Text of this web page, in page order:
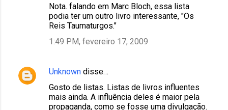
Nota. falando em Marc Bloch, essa lista
podia ter um outro livro interessante, "Os
Reis Taumaturgos."
1:49 PM, fevereiro 17, 2009
Unknown disse…
Gosto de listas. Listas de livros influentes
mais ainda. A influência deles é maior pela
propaganda, como se fosse uma divulgação.